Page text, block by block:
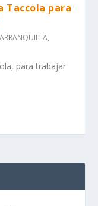
Taccola para
,
para trabajar